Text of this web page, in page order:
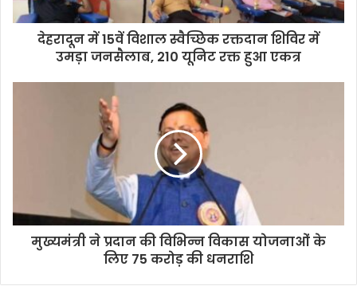
देहरादून में 15वें विशाल स्वैच्छिक रक्तदान शिविर में
उमड़ा जनसैलाब, 210 यूनिट रक्त हुआ एकत्र
मुख्यमंत्री ने प्रदान की विभिन्न विकास योजनाओं के
लिए 75 करोड़ की धनराशि